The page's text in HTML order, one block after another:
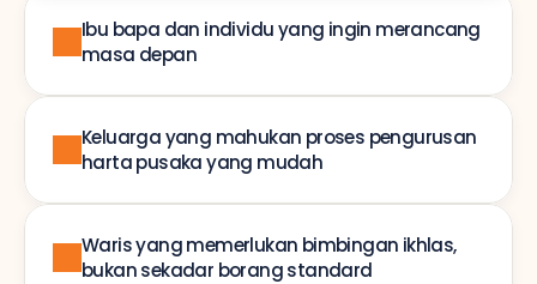
Ibu bapa dan individu yang ingin merancang
masa depan
Keluarga yang mahukan proses pengurusan
harta pusaka yang mudah
Waris yang memerlukan bimbingan ikhlas,
bukan sekadar borang standard